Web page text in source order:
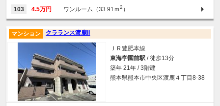
103 4.5万円 ワンルーム（33.91ｍ2 ）
クラランス渡鹿II
マンション
ＪＲ豊肥本線
東海学園前駅 / 徒歩13分
築年 21年 / 3階建
熊本県熊本市中央区渡鹿４丁目8-38